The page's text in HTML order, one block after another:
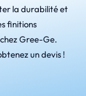
la durabilité et
finitions
Gree-Ge.
un devis !